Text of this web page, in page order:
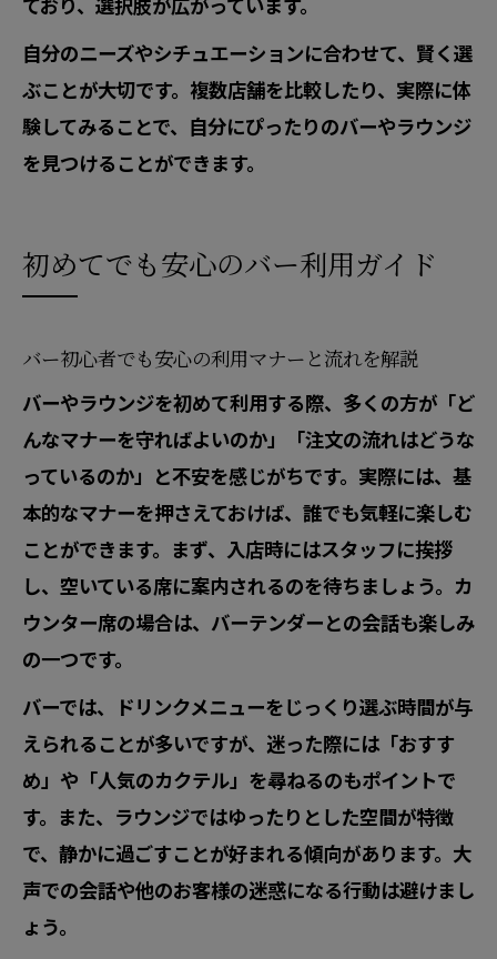
自分のニーズやシチュエーションに合わせて、賢く選
ぶことが大切です。複数店舗を比較したり、実際に体
験してみることで、自分にぴったりのバーやラウンジ
を見つけることができます。
初めてでも安心のバー利用ガイド
バー初心者でも安心の利用マナーと流れを解説
バーやラウンジを初めて利用する際、多くの方が「ど
んなマナーを守ればよいのか」「注文の流れはどうな
っているのか」と不安を感じがちです。実際には、基
本的なマナーを押さえておけば、誰でも気軽に楽しむ
ことができます。まず、入店時にはスタッフに挨拶
し、空いている席に案内されるのを待ちましょう。カ
ウンター席の場合は、バーテンダーとの会話も楽しみ
の一つです。
バーでは、ドリンクメニューをじっくり選ぶ時間が与
えられることが多いですが、迷った際には「おすす
め」や「人気のカクテル」を尋ねるのもポイントで
す。また、ラウンジではゆったりとした空間が特徴
で、静かに過ごすことが好まれる傾向があります。大
声での会話や他のお客様の迷惑になる行動は避けまし
ょう。